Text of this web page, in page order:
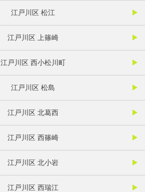
江戸川区 松江
江戸川区 上篠崎
江戸川区 西小松川町
江戸川区 松島
江戸川区 北葛西
江戸川区 西篠崎
江戸川区 北小岩
江戸川区 西瑞江